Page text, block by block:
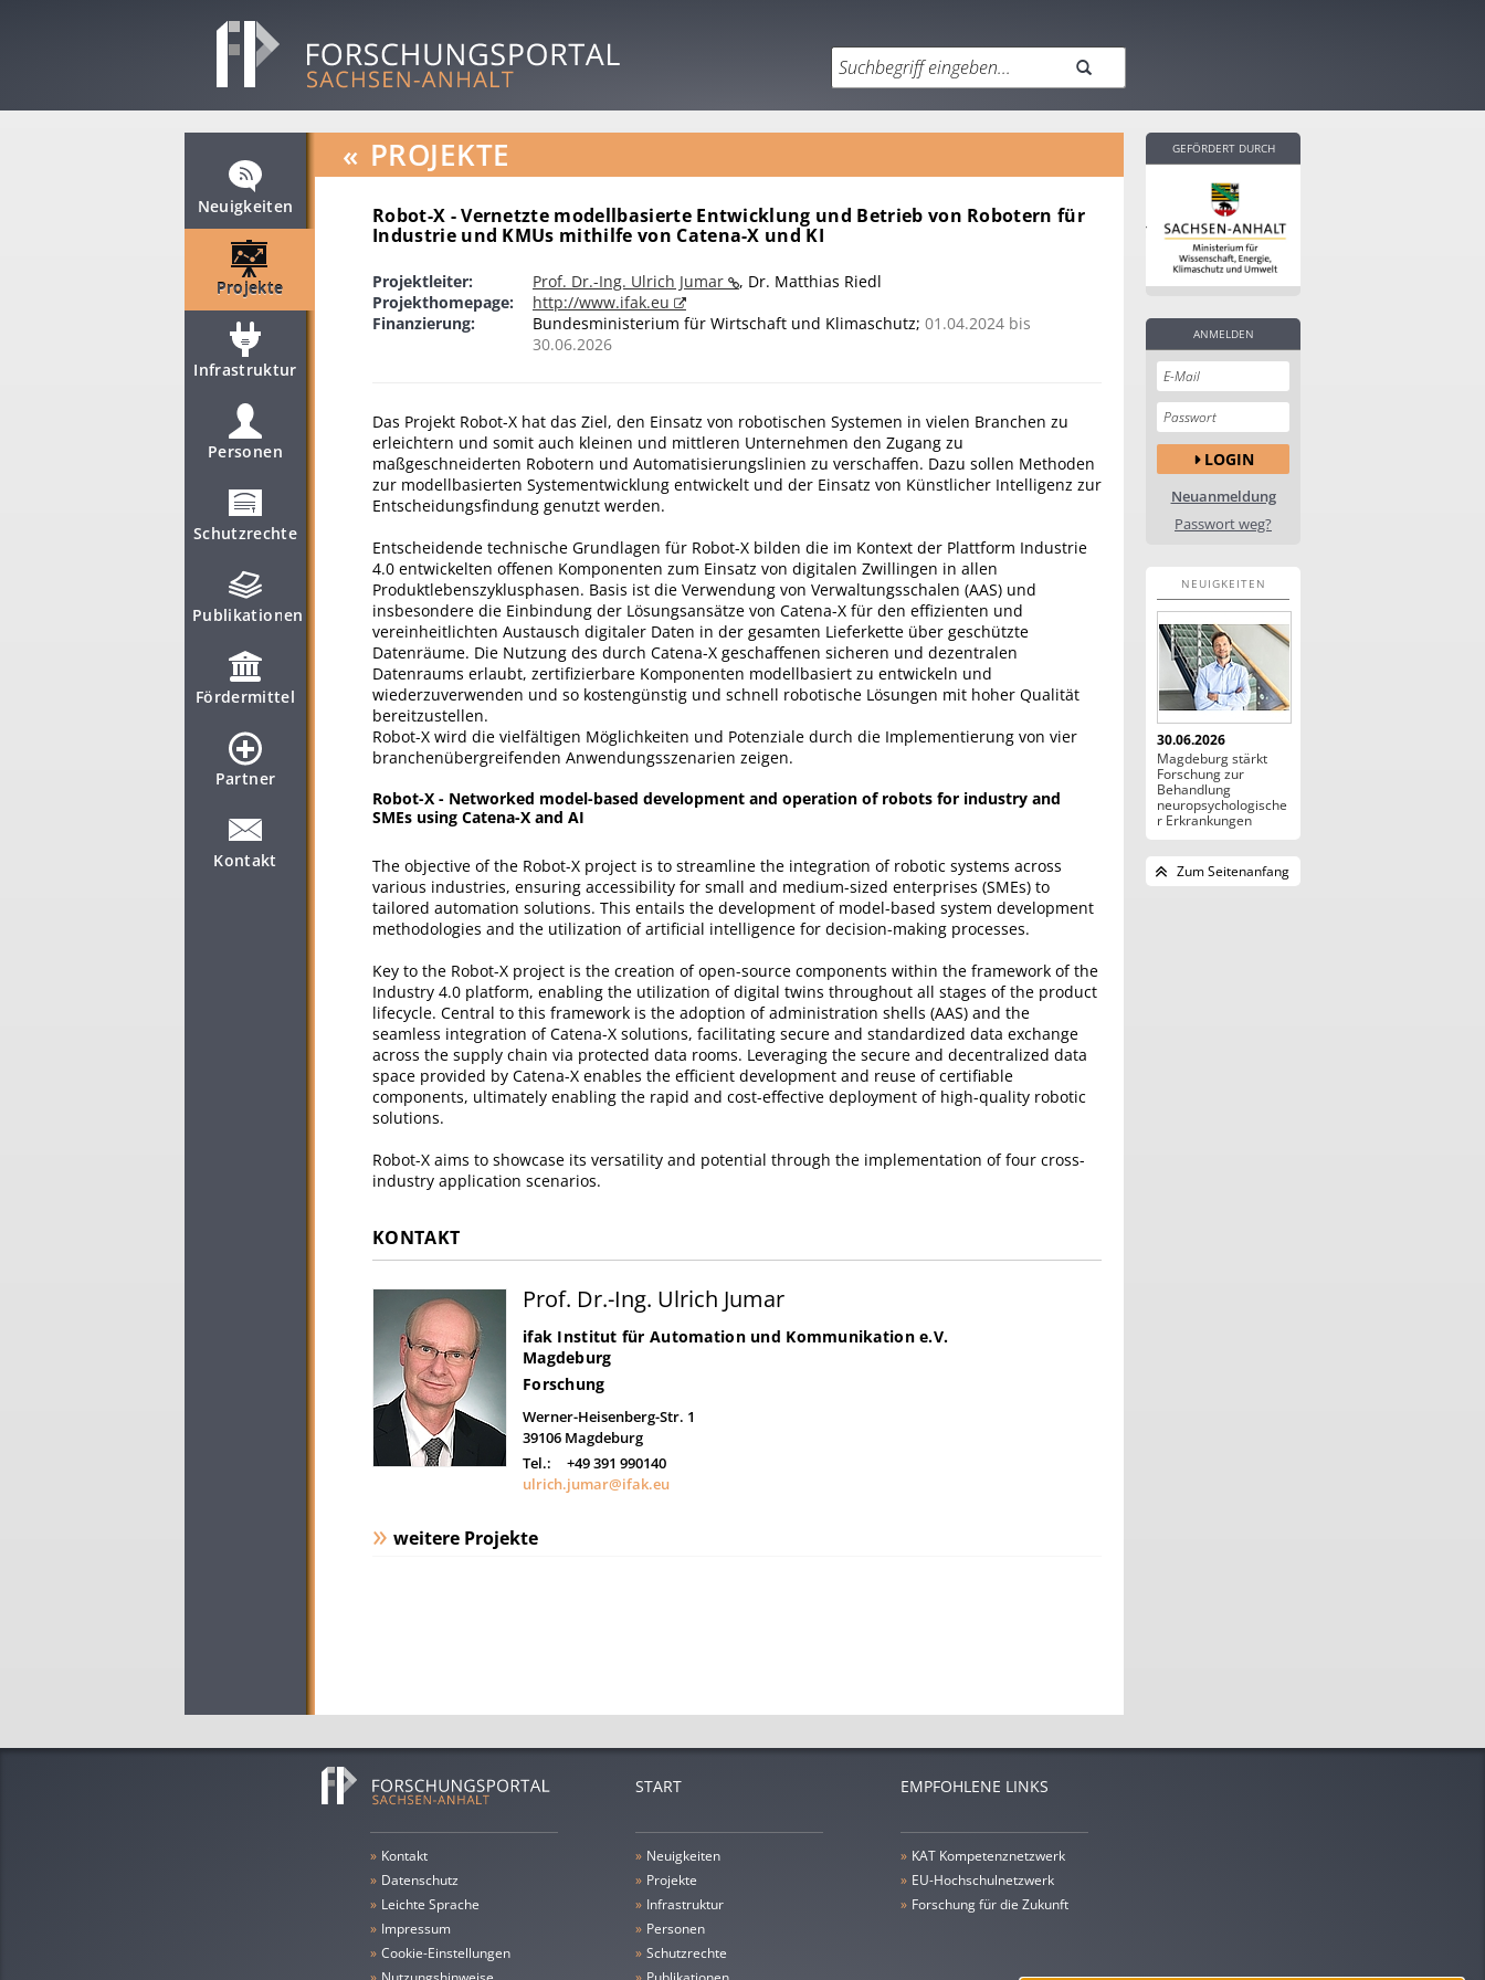
Neuigkeiten
Projekte
Infrastruktur
Personen
Schutzrechte
Publikationen
Fördermittel
Partner
Kontakt
« PROJEKTE
Robot-X - Vernetzte modellbasierte Entwicklung und Betrieb von Robotern für
Industrie und KMUs mithilfe von Catena-X und KI
Projektleiter: Prof. Dr.-Ing. Ulrich Jumar , Dr. Matthias Riedl
Projekthomepage:
http://www.ifak.eu
Finanzierung:
Bundesministerium für Wirtschaft und Klimaschutz; 01.04.2024 bis
30.06.2026
Das Projekt Robot-X hat das Ziel, den Einsatz von robotischen Systemen in vielen Branchen zu
erleichtern und somit auch kleinen und mittleren Unternehmen den Zugang zu
maßgeschneiderten Robotern und Automatisierungslinien zu verschaffen. Dazu sollen Methoden
zur modellbasierten Systementwicklung entwickelt und der Einsatz von Künstlicher Intelligenz zur
Entscheidungsfindung genutzt werden.
Entscheidende technische Grundlagen für Robot-X bilden die im Kontext der Plattform Industrie
4.0 entwickelten offenen Komponenten zum Einsatz von digitalen Zwillingen in allen
Produktlebenszyklusphasen. Basis ist die Verwendung von Verwaltungsschalen (AAS) und
insbesondere die Einbindung der Lösungsansätze von Catena-X für den effizienten und
vereinheitlichten Austausch digitaler Daten in der gesamten Lieferkette über geschützte
Datenräume. Die Nutzung des durch Catena-X geschaffenen sicheren und dezentralen
Datenraums erlaubt, zertifizierbare Komponenten modellbasiert zu entwickeln und
wiederzuverwenden und so kostengünstig und schnell robotische Lösungen mit hoher Qualität
bereitzustellen.
Robot-X wird die vielfältigen Möglichkeiten und Potenziale durch die Implementierung von vier
branchenübergreifenden Anwendungsszenarien zeigen.
Robot-X - Networked model-based development and operation of robots for industry and
SMEs using Catena-X and AI
The objective of the Robot-X project is to streamline the integration of robotic systems across
various industries, ensuring accessibility for small and medium-sized enterprises (SMEs) to
tailored automation solutions. This entails the development of model-based system development
methodologies and the utilization of artificial intelligence for decision-making processes.
Key to the Robot-X project is the creation of open-source components within the framework of the
Industry 4.0 platform, enabling the utilization of digital twins throughout all stages of the product
lifecycle. Central to this framework is the adoption of administration shells (AAS) and the
seamless integration of Catena-X solutions, facilitating secure and standardized data exchange
across the supply chain via protected data rooms. Leveraging the secure and decentralized data
space provided by Catena-X enables the efficient development and reuse of certifiable
components, ultimately enabling the rapid and cost-effective deployment of high-quality robotic
solutions.
Robot-X aims to showcase its versatility and potential through the implementation of four cross-
industry application scenarios.
KONTAKT
Prof. Dr.-Ing. Ulrich Jumar
ifak Institut für Automation und Kommunikation e.V.
Magdeburg
Forschung
Werner-Heisenberg-Str. 1
39106 Magdeburg
Tel.:
+49 391 990140
ulrich.jumar@ifak.eu
weitere Projekte
GEFÖRDERT DURCH
ANMELDEN
LOGIN
Neuanmeldung
Passwort weg?
NEUIGKEITEN
30.06.2026
Magdeburg stärkt
Forschung zur
Behandlung
neuropsychologische
r Erkrankungen
Zum Seitenanfang
»
Kontakt
»
Datenschutz
» leichte Sprache
» Impressum
»
Cookie-Einstellungen
START
» Neuigkeiten
» Projekte
» Infrastruktur
» Personen
» Schutzrechte
EMPFOHLENE LINKS
» KAT Kompetenznetzwerk
» EU-Hochschulnetzwerk
» Forschung für die Zukunft